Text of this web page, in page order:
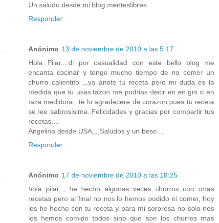
Un saludo desde mi blog.menteslibres.
Responder
Anónimo 13 de noviembre de 2010 a las 5:17
Hola Pilar....di por casualidad con este bello blog me
encanta cocinar y tengo mucho tiempo de no comer un
churro calientito ,,,ya anote tu receta pero mi duda es la
medida que tu usas tazon me podrias decir en en grs o en
taza medidora...te lo agradecere de corazon pues tu receta
se lee sabrosisima..Felicidades y gracias por compartir tus
recetas....
Angelina desde USA,,,,Saludos y un beso....
Responder
Anónimo 17 de noviembre de 2010 a las 18:25
hola pilar , he hecho algunas veces churros con otras
recetas pero al final no nos lo hemos podido ni comer, hoy
los he hecho con tu receta y para mi sorpresa no solo nos
los hemos comido todos sino que son los churros mas